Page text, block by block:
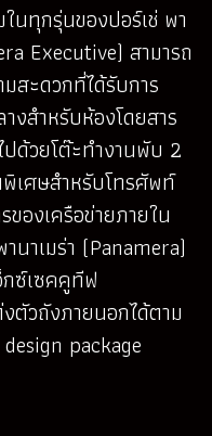
นทุกรุ่นของปอร์เช่ พา
Executive) สามารถ
สะดวกที่ได้รับการ
งสำหรับห้องโดยสาร
ด้วยโต๊ะทำงานพับ 2
ศษสำหรับโทรศัพท์
องเครือข่ายภายใน
นาเมร่า (Panamera)
กซ์เซคคูทีฟ
ตัวถังภายนอกได้ตาม
package